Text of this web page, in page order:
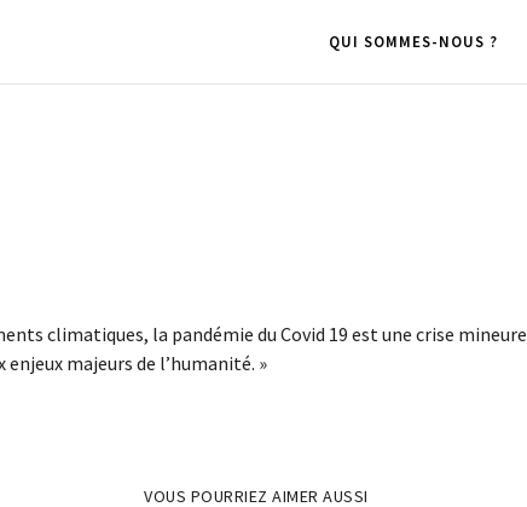
QUI SOMMES-NOUS ?
climatiques, la pandémie du Covid 19 est une crise
majeurs de l’humanité. »
VOUS POURRIEZ AIMER AUSSI